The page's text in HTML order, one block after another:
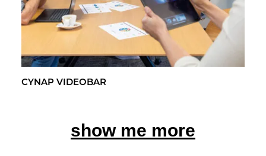
CYNAP VI­DEO­BAR
show me more